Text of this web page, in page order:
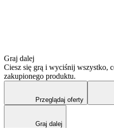
Graj dalej
Ciesz się grą i wyciśnij wszystko,
zakupionego produktu.
Przeglądaj oferty
Graj dalej